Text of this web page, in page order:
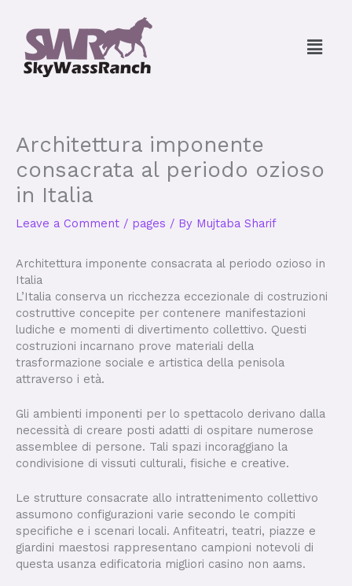
content
Menu
Architettura imponente
consacrata al periodo ozioso
in Italia
Leave a Comment / pages / By Mujtaba Sharif
Architettura imponente consacrata al periodo ozioso in
Italia
L’Italia conserva un ricchezza eccezionale di costruzioni
costruttive concepite per contenere manifestazioni
ludiche e momenti di divertimento collettivo. Questi
costruzioni incarnano prove materiali della
trasformazione sociale e artistica della penisola
attraverso i età.
Gli ambienti imponenti per lo spettacolo derivano dalla
necessità di creare posti adatti di ospitare numerose
assemblee di persone. Tali spazi incoraggiano la
condivisione di vissuti culturali, fisiche e creative.
Le strutture consacrate allo intrattenimento collettivo
assumono configurazioni varie secondo le compiti
specifiche e i scenari locali. Anfiteatri, teatri, piazze e
giardini maestosi rappresentano campioni notevoli di
questa usanza edificatoria migliori casino non aams.